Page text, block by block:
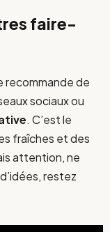
faire-
recommande de
sociaux ou
. C’est le
fraîches et des
attention, ne
restez